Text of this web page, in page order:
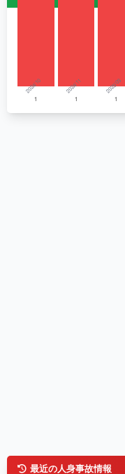
2024/10
1
2024/11
1
2025/03
1
最近の人身事故情報